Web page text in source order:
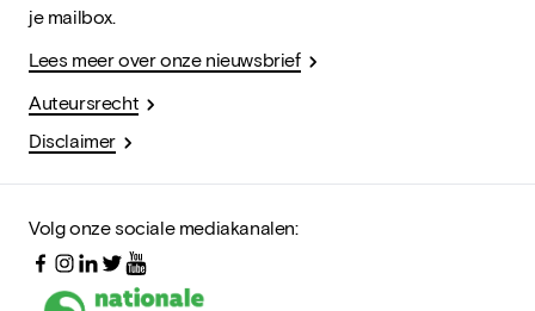
je mailbox.
Lees meer over onze nieuwsbrief
Auteursrecht
Disclaimer
Volg onze sociale mediakanalen: